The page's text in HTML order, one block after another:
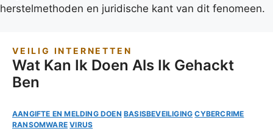
herstelmethoden en juridische kant van dit fenomeen.
VEILIG INTERNETTEN
Wat Kan Ik Doen Als Ik Gehackt
Ben
AANGIFTE EN MELDING DOEN BASISBEVEILIGING CYBERCRIME
RANSOMWARE VIRUS